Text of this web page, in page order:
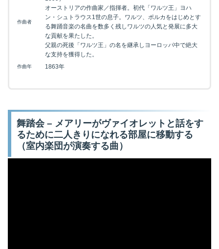
作曲者
オーストリアの作曲家／指揮者。初代「ワルツ王」ヨハ
ン・シュトラウス1世の息子。ワルツ、ポルカをはじめとす
る舞踊音楽の名曲を数多く残しワルツの人気と発展に多大
な貢献を果たした。
父親の死後「ワルツ王」の名を継承しヨーロッパ中で絶大
な支持を獲得した。
作曲年 1863年
舞踏会 – メアリーがヴァイオレットと話をす
るために二人きりになれる部屋に移動する
（室内楽団が演奏する曲）